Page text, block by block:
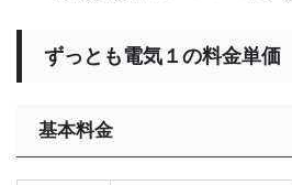
ずっとも電気１の料金単価
基本料金